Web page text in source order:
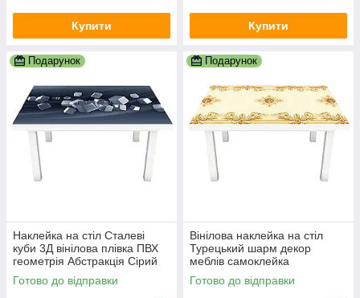
Купити Купити
Подарунок
Наклейка на стіл Сталеві
куби 3Д вінілова плівка ПВХ
геометрія Абстракція Сірий
600х1200 мм
Готово до відправки
Подарунок
Вінілова наклейка на стіл
Турецький шарм декор
меблів самоклейка
орнаменти візерунки вензеля
Бежевий 600х1200 мм
Готово до відправки